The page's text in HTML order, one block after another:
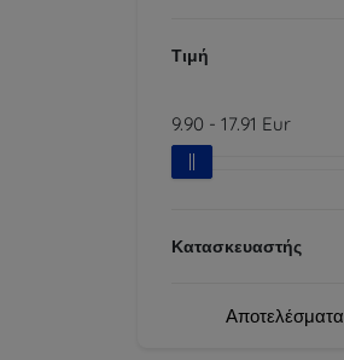
Τιμή
9.90 - 17.91 Eur
Κατασκευαστής
Αποτελέσματα